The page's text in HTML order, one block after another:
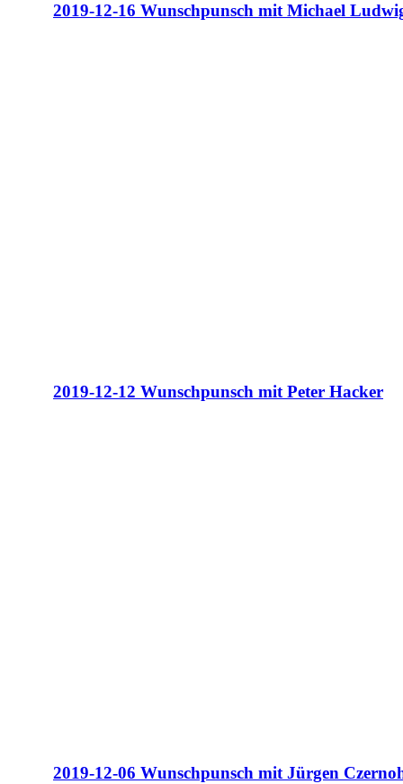
2019-12-16 Wunschpunsch mit Michael
2019-12-12 Wunschpunsch mit Peter Hacker
2019-12-06 Wunschpunsch mit Jürgen